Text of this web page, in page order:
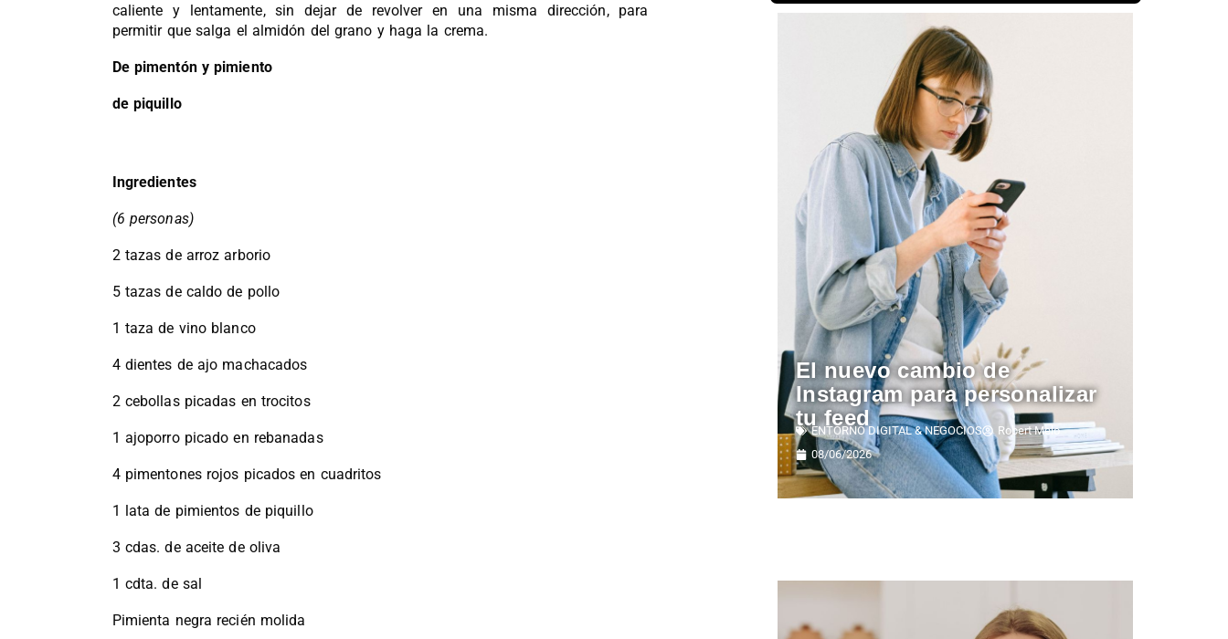
caliente y lentamente, sin dejar de revolver en una misma dirección, para
permitir que salga el almidón del grano y haga la crema.
De pimentón y pimiento
de piquillo
Ingredientes
(6 personas)
2 tazas de arroz arborio
5 tazas de caldo de pollo
1 taza de vino blanco
4 dientes de ajo machacados
2 cebollas picadas en trocitos
1 ajoporro picado en rebanadas
4 pimentones rojos picados en cuadritos
1 lata de pimientos de piquillo
3 cdas. de aceite de oliva
1 cdta. de sal
Pimienta negra recién molida
El nuevo cambio de
Instagram para personalizar
tu feed
ENTORNO DIGITAL & NEGOCIOS
Robert Melo
08/06/2026